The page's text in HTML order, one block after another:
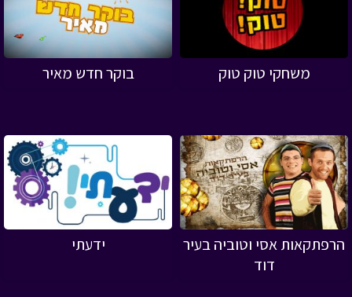
משחקי טוק טוק בוקר חדש מאיר
הרפתקאות אסי וטוביה בעיר
דוד
ידעתי